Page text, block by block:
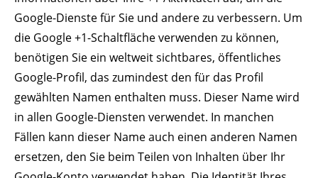
Google-Dienste für Sie und andere zu verbessern. Um
die Google +1-Schaltfläche verwenden zu können,
benötigen Sie ein weltweit sichtbares, öffentliches
Google-Profil, das zumindest den für das Profil
gewählten Namen enthalten muss. Dieser Name wird
in allen Google-Diensten verwendet. In manchen
Fällen kann dieser Name auch einen anderen Namen
ersetzen, den Sie beim Teilen von Inhalten über Ihr